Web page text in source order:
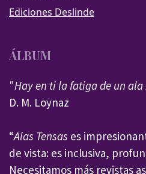
Ediciones Deslinde
ÁLBUM
"Hay en ti la fatiga de un
D. M. Loynaz
“Alas Tensas es
de vista: es inclusiva,
Necesitamos más revistas